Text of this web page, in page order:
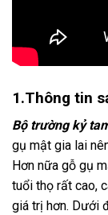
1.Thông tin
Bộ trường kỷ
gụ mật gia lai
Hơn nữa gỗ gụ
tuổi thọ rất cao,
giá trị hơn. Dưới